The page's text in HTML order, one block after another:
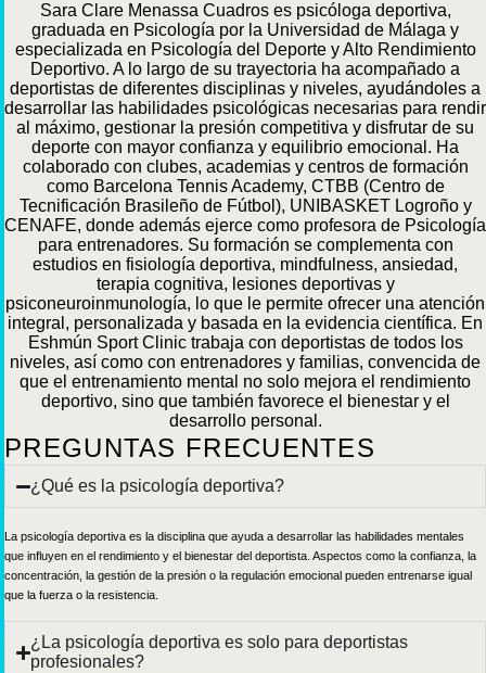
Sara Clare Menassa Cuadros es psicóloga deportiva,
graduada en Psicología por la Universidad de Málaga y
especializada en Psicología del Deporte y Alto Rendimiento
Deportivo. A lo largo de su trayectoria ha acompañado a
deportistas de diferentes disciplinas y niveles, ayudándoles a
desarrollar las habilidades psicológicas necesarias para rendir
al máximo, gestionar la presión competitiva y disfrutar de su
deporte con mayor confianza y equilibrio emocional. Ha
colaborado con clubes, academias y centros de formación
como Barcelona Tennis Academy, CTBB (Centro de
Tecnificación Brasileño de Fútbol), UNIBASKET Logroño y
CENAFE, donde además ejerce como profesora de Psicología
para entrenadores. Su formación se complementa con
estudios en fisiología deportiva, mindfulness, ansiedad,
terapia cognitiva, lesiones deportivas y
psiconeuroinmunología, lo que le permite ofrecer una atención
integral, personalizada y basada en la evidencia científica. En
Eshmún Sport Clinic trabaja con deportistas de todos los
niveles, así como con entrenadores y familias, convencida de
que el entrenamiento mental no solo mejora el rendimiento
deportivo, sino que también favorece el bienestar y el
desarrollo personal.
PREGUNTAS FRECUENTES
¿Qué es la psicología deportiva?
La psicología deportiva es la disciplina que ayuda a desarrollar las habilidades mentales
que influyen en el rendimiento y el bienestar del deportista. Aspectos como la confianza, la
concentración, la gestión de la presión o la regulación emocional pueden entrenarse igual
que la fuerza o la resistencia.
¿La psicología deportiva es solo para deportistas
profesionales?